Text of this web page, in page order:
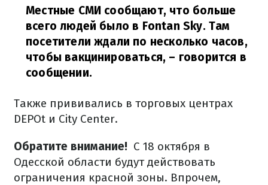
Местные СМИ сообщают, что больше
всего людей было в Fontan Sky. Там
посетители ждали по несколько часов,
чтобы вакцинироваться, – говорится в
сообщении.
Также прививались в торговых центрах
DEPOt и City Center.
Обратите внимание! С 18 октября в
Одесской области будут действовать
ограничения красной зоны. Впрочем,